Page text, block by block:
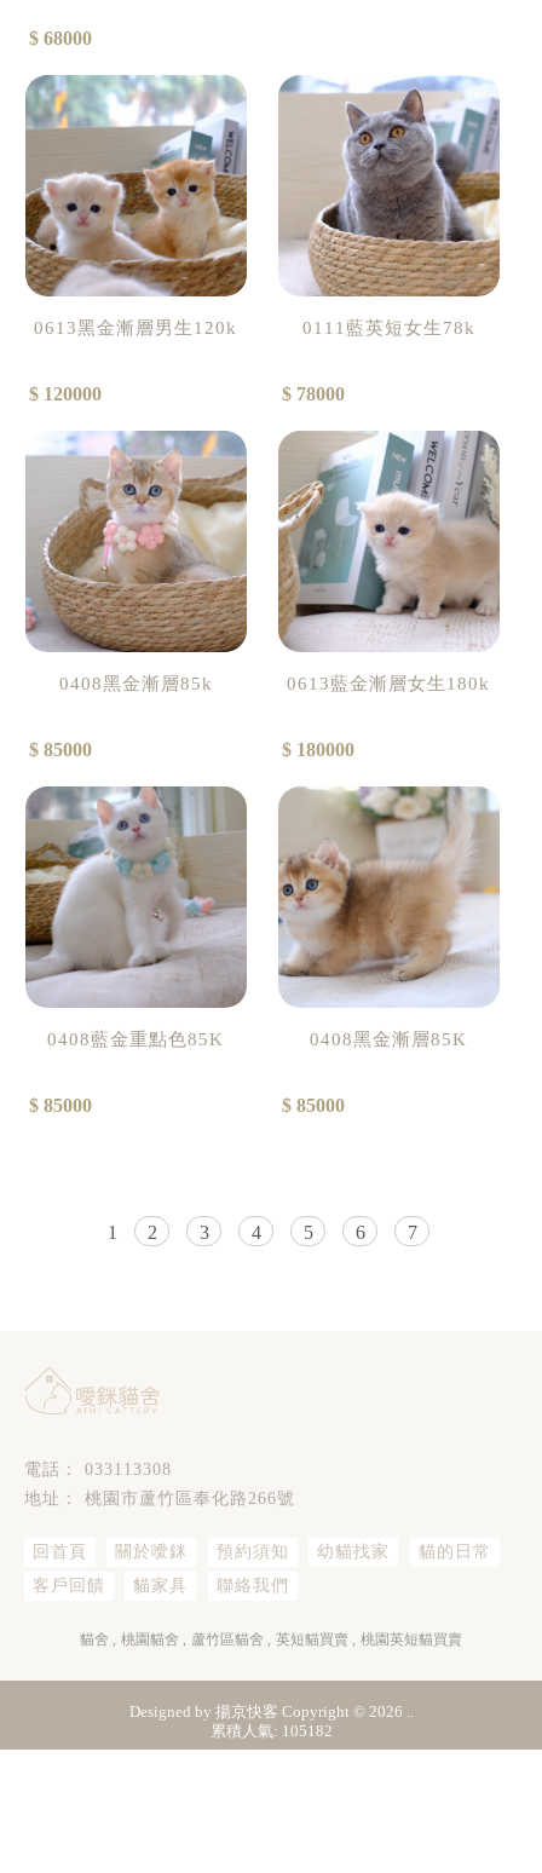
$ 68000
0613黑金漸層男生120k
$ 120000
0111藍英短女生78k
$ 78000
0408黑金漸層85k
$ 85000
0613藍金漸層女生180k
$ 180000
0408藍金重點色85K
$ 85000
0408黑金漸層85K
$ 85000
1 2 3 4 5 6 7
033113308
桃園市蘆竹區奉化路266號
回首頁 關於噯銤 預約須知 幼貓找家
貓的日常
客戶回饋
貓家具 聯絡我們
貓舍 桃園貓舍 蘆竹區貓舍 英短貓買賣 桃園英短貓買賣
Designed by 揚京快客 Copyright © 2026 ..
累積人氣: 105182